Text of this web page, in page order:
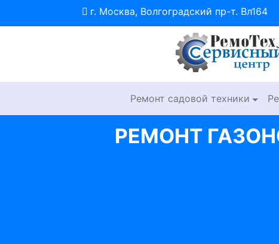
г. Москва, Волгоградский пр-т. Вл164
Ремонт садовой техники
РЕМОНТ